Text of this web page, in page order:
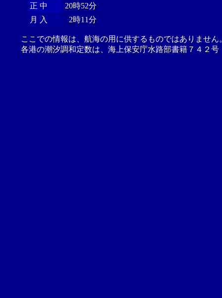
正 中
20時52分
月 入
2時11分
ここでの情報は、航海の用に供するものではありませ
各港の潮汐調和定数は、海上保安庁水路部書籍７４２